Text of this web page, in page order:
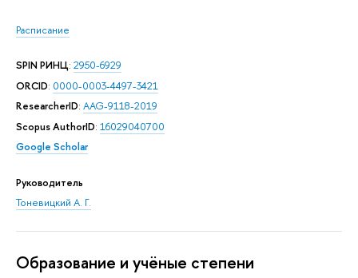
Расписание
SPIN РИНЦ: 2950-6929
ORCID: 0000-0003-4497-3421
ResearcherID: AAG-9118-2019
Scopus AuthorID: 16029040700
Google Scholar
Руководитель
Тоневицкий А. Г.
Oбразование и учёные степени